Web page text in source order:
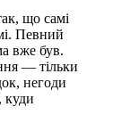
що самі
Певний
вже був.
— тільки
негоди
куди